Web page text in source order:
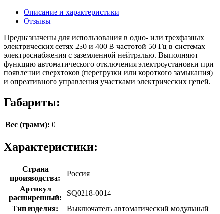
Описание и характеристики
Отзывы
Предназначены для использования в одно- или трехфазных
электрических сетях 230 и 400 В частотой 50 Гц в системах
электроснабжения с заземленной нейтралью. Выполняют
функцию автоматического отключения электроустановки при
появлении сверхтоков (перегрузки или короткого замыкания)
и опреативного управления участками электрических цепей.
Габариты:
Вес (грамм): 0
Характеристики:
Страна
производства:
Россия
Артикул
расширенный:
SQ0218-0014
Тип изделия:
Выключатель автоматический модульный